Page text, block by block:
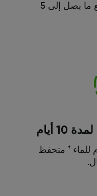
شارك بيانات الجلوكوز مع ما يصل إلى 5
أيام
للماء ‡
متحفظ